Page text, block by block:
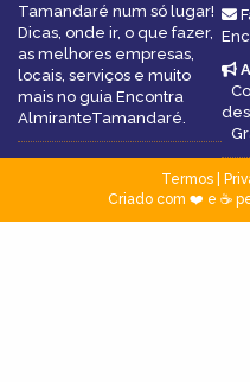
Tamandaré num só lugar!
Dicas, onde ir, o que fazer,
as melhores empresas,
locais, serviços e muito
mais no guia Encontra
AlmiranteTamandaré.
Termos|
Criado com ❤️ e ☕